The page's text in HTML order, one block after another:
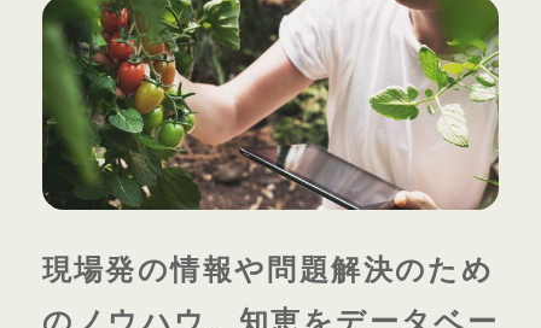
SCHOOL
パソコンスクール・各種試験会場
RECRUIT 採用情報
ライブオフィス見学予約
CONTACT
現場発の情報や問題解決のため